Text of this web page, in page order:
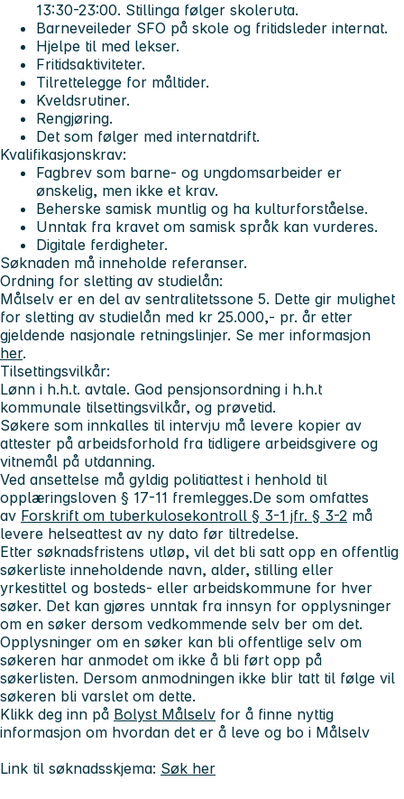
13:30-23:00. Stillinga følger skoleruta.
Barneveileder SFO på skole og fritidsleder internat.
Hjelpe til med lekser.
Fritidsaktiviteter.
Tilrettelegge for måltider.
Kveldsrutiner.
Rengjøring.
Det som følger med internatdrift.
Kvalifikasjonskrav:
Fagbrev som barne- og ungdomsarbeider er
ønskelig, men ikke et krav.
Beherske samisk muntlig og ha kulturforståelse.
Unntak fra kravet om samisk språk kan vurderes.
Digitale ferdigheter.
Søknaden må inneholde referanser.
Ordning for sletting av studielån:
Målselv er en del av sentralitetssone 5. Dette gir mulighet
for sletting av studielån med kr 25.000,- pr. år etter
gjeldende nasjonale retningslinjer. Se mer informasjon
her.
Tilsettingsvilkår:
Lønn i h.h.t. avtale. God pensjonsordning i h.h.t
kommunale tilsettingsvilkår, og prøvetid.
Søkere som innkalles til intervju må levere kopier av
attester på arbeidsforhold fra tidligere arbeidsgivere og
vitnemål på utdanning.
Ved ansettelse må gyldig politiattest i henhold til
opplæringsloven § 17-11 fremlegges.De som omfattes
av Forskrift om tuberkulosekontroll § 3-1 jfr. § 3-2 må
levere helseattest av ny dato før tiltredelse.
Etter søknadsfristens utløp, vil det bli satt opp en offentlig
søkerliste inneholdende navn, alder, stilling eller
yrkestittel og bosteds- eller arbeidskommune for hver
søker. Det kan gjøres unntak fra innsyn for opplysninger
om en søker dersom vedkommende selv ber om det.
Opplysninger om en søker kan bli offentlige selv om
søkeren har anmodet om ikke å bli ført opp på
søkerlisten. Dersom anmodningen ikke blir tatt til følge vil
søkeren bli varslet om dette.
Klikk deg inn på Bolyst Målselv for å finne nyttig
informasjon om hvordan det er å leve og bo i Målselv
Link til søknadsskjema: Søk her